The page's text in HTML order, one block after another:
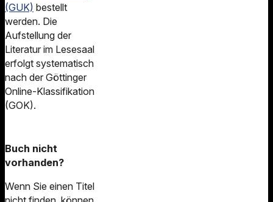
(GUK) bestellt
werden. Die
Aufstellung der
Literatur im Lesesaal
erfolgt systematisch
nach der Göttinger
Online-Klassifikation
(GOK).
Buch nicht
vorhanden?
Wenn Sie einen Titel